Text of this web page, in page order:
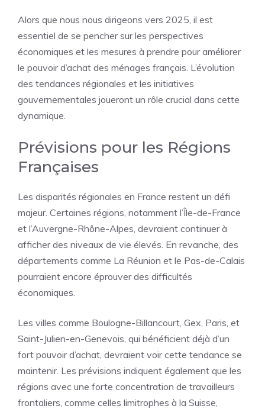
Alors que nous nous dirigeons vers 2025, il est
essentiel de se pencher sur les perspectives
économiques et les mesures à prendre pour améliorer
le pouvoir d’achat des ménages français. L’évolution
des tendances régionales et les initiatives
gouvernementales joueront un rôle crucial dans cette
dynamique.
Prévisions pour les Régions
Françaises
Les disparités régionales en France restent un défi
majeur. Certaines régions, notamment l’Île-de-France
et l’Auvergne-Rhône-Alpes, devraient continuer à
afficher des niveaux de vie élevés. En revanche, des
départements comme La Réunion et le Pas-de-Calais
pourraient encore éprouver des difficultés
économiques.
Les villes comme Boulogne-Billancourt, Gex, Paris, et
Saint-Julien-en-Genevois, qui bénéficient déjà d’un
fort pouvoir d’achat, devraient voir cette tendance se
maintenir. Les prévisions indiquent également que les
régions avec une forte concentration de travailleurs
frontaliers, comme celles limitrophes à la Suisse,